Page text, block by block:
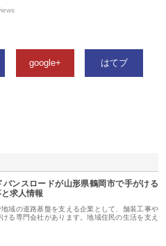
google+ はてブ
バンスロードが山形県鶴岡市で手がける
求人情報
域の道路基盤を支える企業として、舗装工事や
る専門会社があります。地域住民の生活を支え